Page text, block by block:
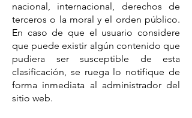
nacional, internacional, derechos de
terceros o la moral y el orden público.
En caso de que el usuario considere
que puede existir algún contenido que
pudiera ser susceptible de esta
clasificación, se ruega lo notifique de
forma inmediata al administrador del
sitio web.